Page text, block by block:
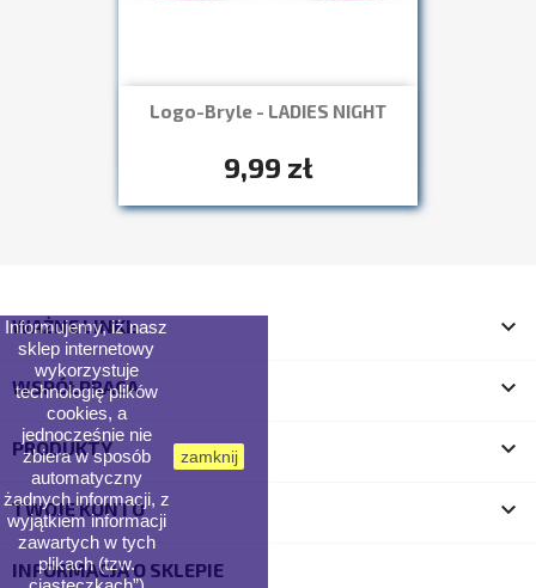
Logo-Bryle - LADIES NIGHT
9,99 zł
Szybki podgląd
WAŻNE LINKI: 
WSPÓŁPRACA 
PRODUKTY 
TWOJE KONTO 
INFORMACJA O SKLEPIE
Informujemy, iż nasz
sklep internetowy
wykorzystuje
technologię plików
cookies, a
jednocześnie nie
zbiera w sposób
automatyczny
żadnych informacji, z
wyjątkiem informacji
zawartych w tych
plikach (tzw.
zamknij